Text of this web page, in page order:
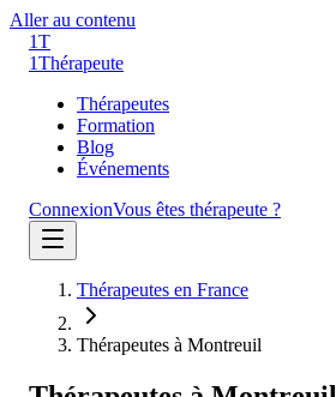
Aller au contenu
1T
1Thérapeute
Thérapeutes
Formation
Blog
Événements
ConnexionVous êtes thérapeute ?
Thérapeutes en France
Thérapeutes à Montreuil